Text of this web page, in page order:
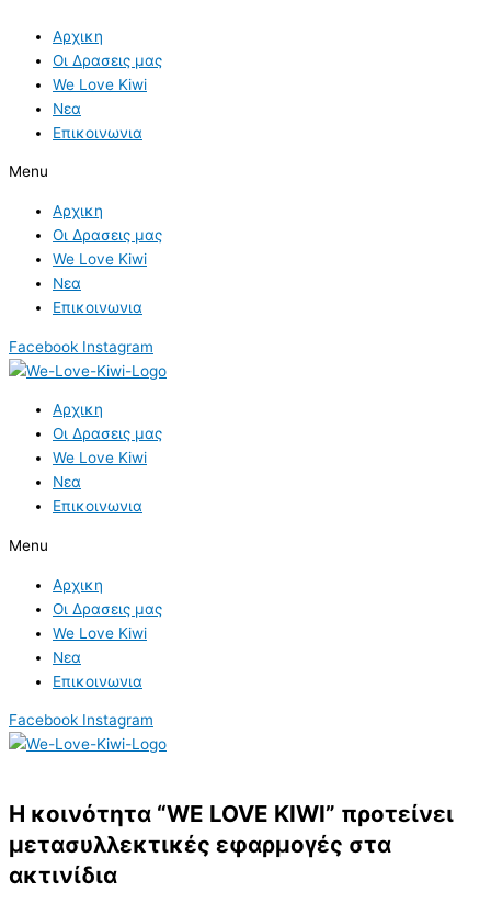
content
Αρχικη
Οι Δρασεις μας
We Love Kiwi
Νεα
Επικοινωνια
Menu
Αρχικη
Οι Δρασεις μας
We Love Kiwi
Νεα
Επικοινωνια
Facebook Instagram
Αρχικη
Οι Δρασεις μας
We Love Kiwi
Νεα
Επικοινωνια
Menu
Αρχικη
Οι Δρασεις μας
We Love Kiwi
Νεα
Επικοινωνια
Facebook Instagram
Η κοινότητα “WE LOVE KIWI” προτείνει
μετασυλλεκτικές εφαρμογές στα
ακτινίδια